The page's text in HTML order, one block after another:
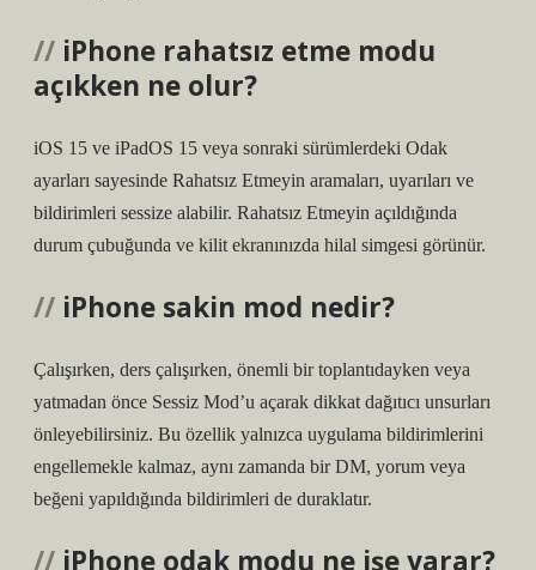
iPhone rahatsız etme modu
açıkken ne olur?
iOS 15 ve iPadOS 15 veya sonraki sürümlerdeki Odak
ayarları sayesinde Rahatsız Etmeyin aramaları, uyarıları ve
bildirimleri sessize alabilir. Rahatsız Etmeyin açıldığında
durum çubuğunda ve kilit ekranınızda hilal simgesi görünür.
iPhone sakin mod nedir?
Çalışırken, ders çalışırken, önemli bir toplantıdayken veya
yatmadan önce Sessiz Mod’u açarak dikkat dağıtıcı unsurları
önleyebilirsiniz. Bu özellik yalnızca uygulama bildirimlerini
engellemekle kalmaz, aynı zamanda bir DM, yorum veya
beğeni yapıldığında bildirimleri de duraklatır.
iPhone odak modu ne işe yarar?